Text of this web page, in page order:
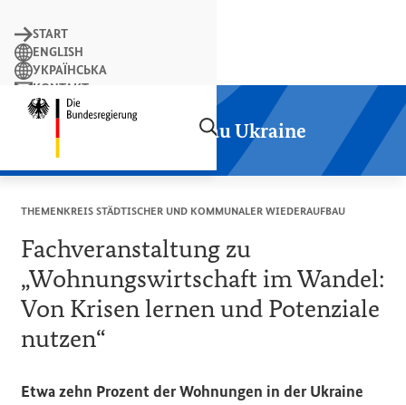
Startseite der Plattform
START
ENGLISH
УКРАЇНСЬКА
KONTAKT
LEICHTE SPRACHE
Plattform Wiederaufbau Ukraine
THEMENKREIS STÄDTISCHER UND KOMMUNALER WIEDERAUFBAU
Fachveranstaltung zu
„Wohnungswirtschaft im Wandel:
Von Krisen lernen und Potenziale
nutzen“
Etwa zehn Prozent der Wohnungen in der Ukraine